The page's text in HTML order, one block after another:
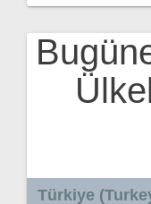
Türkiye